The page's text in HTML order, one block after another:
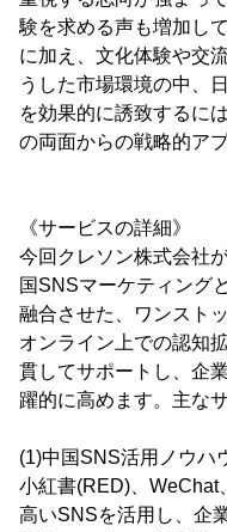
験を求める声も増加し
に加え、文化体験や交
うした市場環境の中、
を効果的に誘致するに
の両面からの戦略的ア
《サービスの詳細》
今回クレソン株式会社
国SNSマーケティング
融合させた、ワンスト
オンライン上での認知
貫してサポートし、企
躍的に高めます。主な
(1)中国SNS活用ノウハ
小紅書(RED)、WeChat
高いSNSを活用し、企